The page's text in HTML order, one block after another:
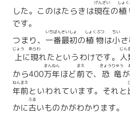
した。このはたらきは現在
げんざい
の植
しょ
です。
つまり、 一番
いちばん
最初
さいしょ
の植物
しょくぶつ
は小
ちい
上
じょう
に現
あらわ
れたというわけです。 人
じん
から400万
まん
年
ねん
ほど前
まえ
で、 恐竜
きょうりゅう
が
年
ねん
前
まえ
といわれています。それと
かに古
ふる
いものかがわかります。